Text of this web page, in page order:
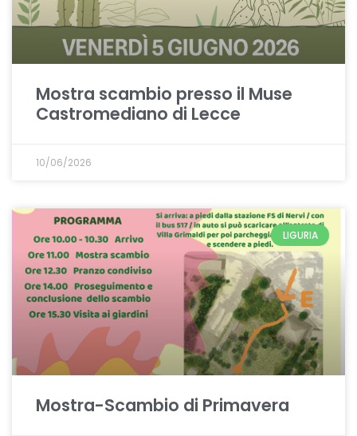
Mostra scambio presso il Muse
Castromediano di Lecce
10/06/2026
LIGURIA
Mostra-Scambio di Primavera